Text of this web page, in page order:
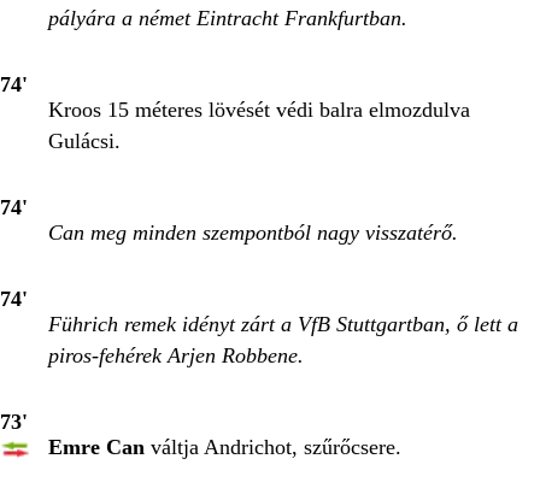
pályára a német Eintracht Frankfurtban.
74'
Kroos 15 méteres lövését védi balra elmozdulva
Gulácsi.
74'
Can meg minden szempontból nagy visszatérő.
74'
Führich remek idényt zárt a VfB Stuttgartban, ő lett a
piros-fehérek Arjen Robbene.
73'
Emre Can váltja Andrichot, szűrőcsere.